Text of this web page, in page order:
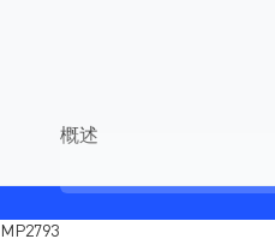
MP2793
概述